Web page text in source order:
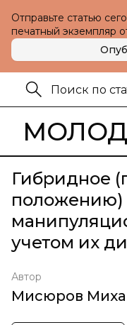
Отправьте статью
печатный экземпляр
Гибридное
положению)
учетом их
Автор
Мисюров